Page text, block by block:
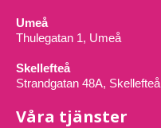
Umeå
Thulegatan 1, Umeå
Skellefteå
Strandgatan 48A, Skellefteå
Våra tjänster